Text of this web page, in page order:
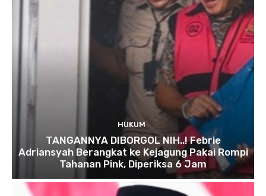
HUKUM
TANGANNYA DIBORGOL NIH..! Febrie
Adriansyah Berangkat ke Kejagung Pakai Rompi
Tahanan Pink, Diperiksa 6 Jam